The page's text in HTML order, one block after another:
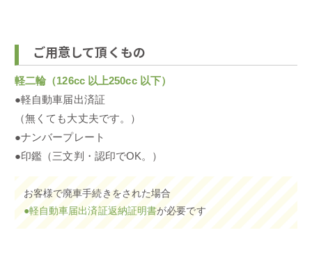
ご用意して頂くもの
軽二輪（126cc 以上250cc 以下）
●軽自動車届出済証
（無くても大丈夫です。）
●ナンバープレート
●印鑑（三文判・認印でOK。）
お客様で廃車手続きをされた場合
●軽自動車届出済証返納証明書が必要です